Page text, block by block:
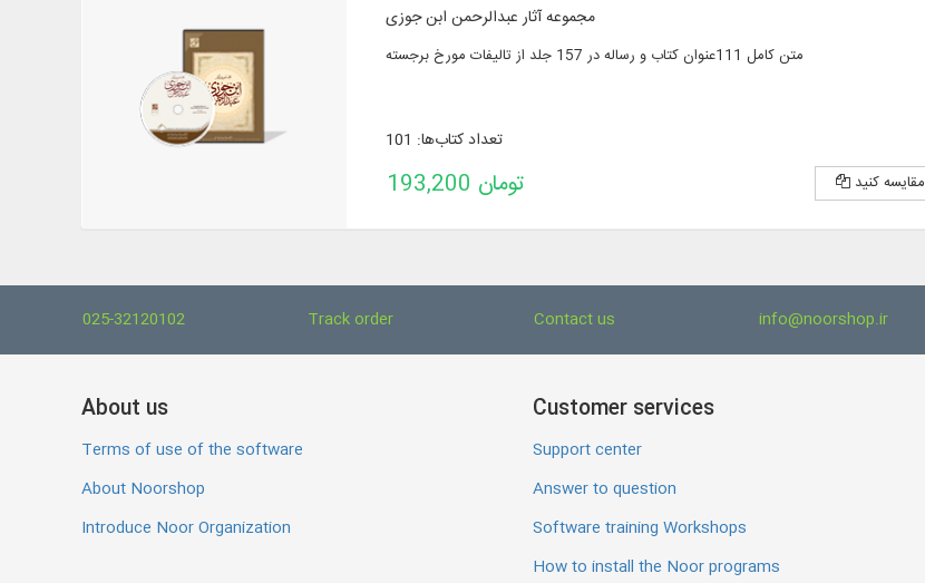
مجموعه آثار عبدالرحمن ابن جوزی
متن کامل 111عنوان کتاب و رساله در 157 جلد از تالیفات مورخ برجسته
تعداد کتاب‌ها: 101
193,200 تومان مقایسه کنید
025-32120102 Track order Contact us info@noorshop.ir
About us
Terms of use of the software
About Noorshop
Introduce Noor Organization
Customer services
Support center
Answer to question
Software training Workshops
How to install the Noor programs